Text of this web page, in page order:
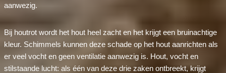
aanwezig.
Bij houtrot wordt het hout heel zacht en het krijgt een bruinachtige
kleur. Schimmels kunnen deze schade op het hout aanrichten als
er veel vocht en geen ventilatie aanwezig is. Hout, vocht en
stilstaande lucht: als één van deze drie zaken ontbreekt, krijgt